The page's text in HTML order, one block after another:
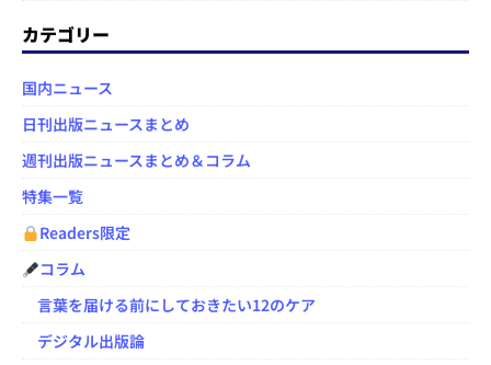
カテゴリー
国内ニュース
日刊出版ニュースまとめ
週刊出版ニュースまとめ＆コラム
特集一覧
Readers限定
コラム
言葉を届ける前にしておきたい12のケア
デジタル出版論